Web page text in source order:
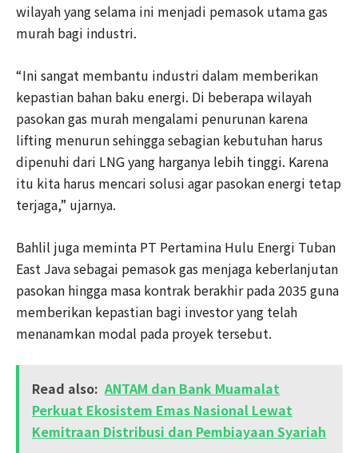
wilayah yang selama ini menjadi pemasok utama gas
murah bagi industri.
“Ini sangat membantu industri dalam memberikan
kepastian bahan baku energi. Di beberapa wilayah
pasokan gas murah mengalami penurunan karena
lifting menurun sehingga sebagian kebutuhan harus
dipenuhi dari LNG yang harganya lebih tinggi. Karena
itu kita harus mencari solusi agar pasokan energi tetap
terjaga,” ujarnya.
Bahlil juga meminta PT Pertamina Hulu Energi Tuban
East Java sebagai pemasok gas menjaga keberlanjutan
pasokan hingga masa kontrak berakhir pada 2035 guna
memberikan kepastian bagi investor yang telah
menanamkan modal pada proyek tersebut.
Read also: ANTAM dan Bank Muamalat
Perkuat Ekosistem Emas Nasional Lewat
Kemitraan Distribusi dan Pembiayaan Syariah